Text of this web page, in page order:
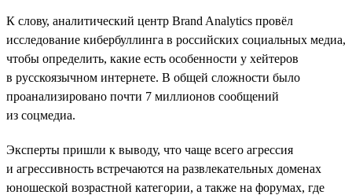
К слову, аналитический центр Brand Analytics провёл
исследование кибербуллинга в российских социальных медиа,
чтобы определить, какие есть особенности у хейтеров
в русскоязычном интернете. В общей сложности было
проанализировано почти 7 миллионов сообщений
из соцмедиа.
Эксперты пришли к выводу, что чаще всего агрессия
и агрессивность встречаются на развлекательных доменах
юношеской возрастной категории, а также на форумах, где